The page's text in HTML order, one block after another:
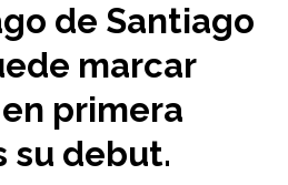
de Santiago
marcar
primera
su debut.